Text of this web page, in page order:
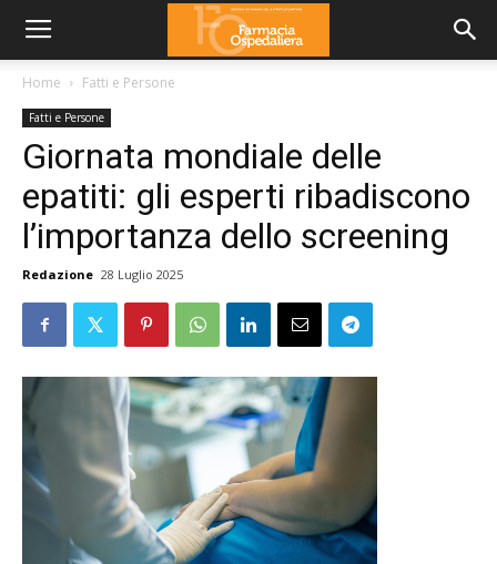
Home Fatti e Persone
Fatti e Persone
Giornata mondiale delle
epatiti: gli esperti ribadiscono
l’importanza dello screening
Redazione 28 Luglio 2025